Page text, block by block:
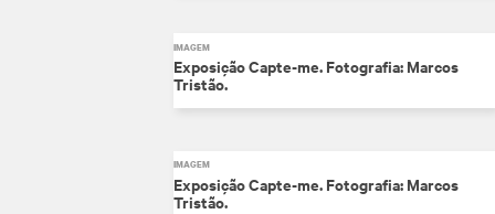
IMAGEM
Exposição Capte-me. Fotografia: Marcos
Tristão.
IMAGEM
Exposição Capte-me. Fotografia: Marcos
Tristão.